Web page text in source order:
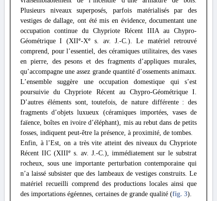
Plusieurs niveaux superposés, parfois matérialisés par des
vestiges de dallage, ont été mis en évidence, documentant une
occupation continue du Chypriote Récent IIIA au Chypro-
Géométrique I (XIIe-Xes. av. J.-C.). Le matériel retrouvé
comprend, pour l’essentiel, des céramiques utilitaires, des vases
en pierre, des pesons et des fragments d’appliques murales,
qu’accompagne une assez grande quantité d’ossements animaux.
L’ensemble suggère une occupation domestique qui s’est
poursuivie du Chypriote Récent au Chypro-Géométrique I.
D’autres éléments sont, toutefois, de nature différente : des
fragments d’objets luxueux (céramiques importées, vases de
faïence, boîtes en ivoire d’éléphant), mis au rebut dans de petits
fosses, indiquent peut-être la présence, à proximité, de tombes.
Enfin, à l’Est, on a très vite atteint des niveaux du Chypriote
Récent IIC (XIIIe s. av. J.-C.), immédiatement sur le substrat
rocheux, sous une importante perturbation contemporaine qui
n’a laissé subsister que des lambeaux de vestiges construits. Le
matériel recueilli comprend des productions locales ainsi que
des importations égéennes, certaines de grande qualité (fig. 3).